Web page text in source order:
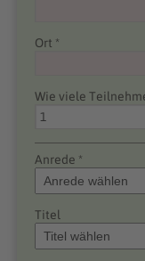
Ort *
Wie viele
Anrede *
Titel